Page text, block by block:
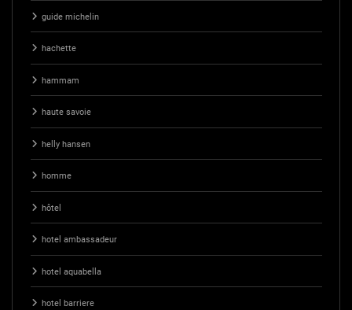
guide michelin
hachette
hammam
haute savoie
helly hansen
homme
hôtel
hotel ambassadeur
hotel aquabella
hotel barriere